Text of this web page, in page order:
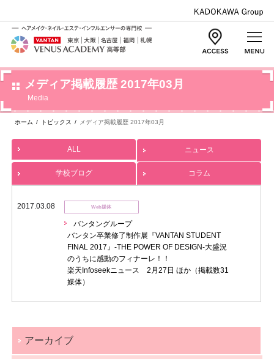
メディア掲載履歴 2017年03月
Media
ホーム / トピックス / メディア掲載履歴 2017年03月
ALL ニュース
学校ブログ コラム
2017.03.08 Web媒体
バンタングループ
バンタン卒業修了制作展『VANTAN STUDENT
FINAL 2017』-THE POWER OF DESIGN-大盛況
のうちに感動のフィナーレ！！
楽天Infoseekニュース 2月27日 ほか（掲載数31
媒体）
アーカイブ